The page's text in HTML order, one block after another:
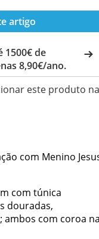
artigo
1500€ de
8,90€/ano.
este produto na
com Menino
com túnica
douradas,
ambos com coroa